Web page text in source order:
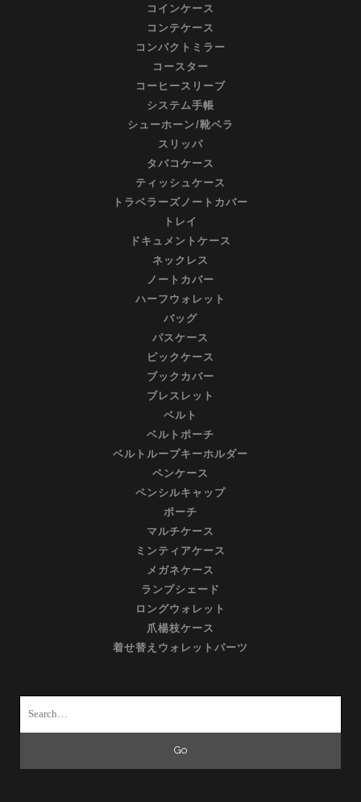
コインケース
コンテケース
コンパクトミラー
コースター
コーヒースリーブ
システム手帳
シューホーン/靴ベラ
スリッパ
タバコケース
ティッシュケース
トラベラーズノートカバー
トレイ
ドキュメントケース
ネックレス
ノートカバー
ハーフウォレット
バッグ
パスケース
ピックケース
ブックカバー
ブレスレット
ベルト
ベルトポーチ
ベルトループキーホルダー
ペンケース
ペンシルキャップ
ポーチ
マルチケース
ミンティアケース
メガネケース
ランプシェード
ロングウォレット
爪楊枝ケース
着せ替えウォレットパーツ